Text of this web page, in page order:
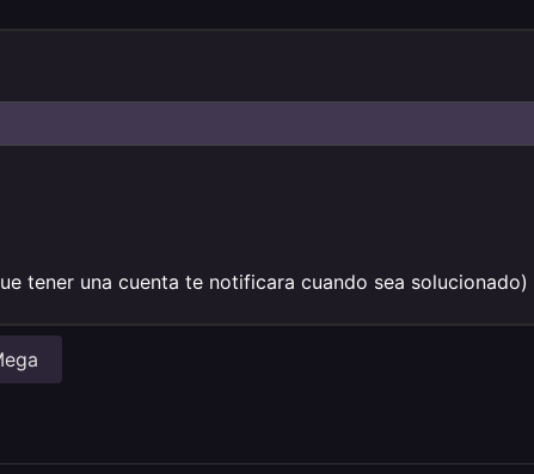
tener una cuenta te notificara cuando sea solucionado)